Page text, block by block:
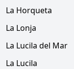
La Horqueta
La Lonja
La Lucila del Mar
La Lucila